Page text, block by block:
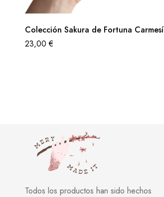
Colección Sakura de Fortuna Carmesí
23,00€
Todos los productos han sido hechos